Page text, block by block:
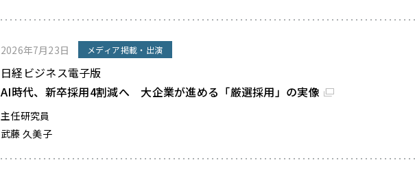
2026年7月23日 メディア掲載・出演
日経ビジネス電子版
AI時代、新卒採用4割減へ 大企業が進める「厳選採用」の実像
主任研究員
武藤 久美子